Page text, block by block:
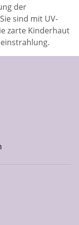
der
sind mit UV-
zarte Kinderhaut